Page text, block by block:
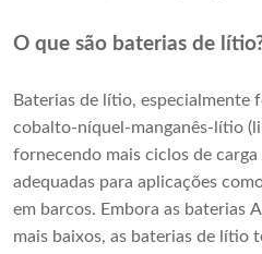
O que são baterias de
Baterias de lítio,
cobalto-níquel-manganês-lítio
fornecendo mais ciclos de
adequadas para aplicações
em barcos. Embora as baterias
mais baixos, as baterias de lítio